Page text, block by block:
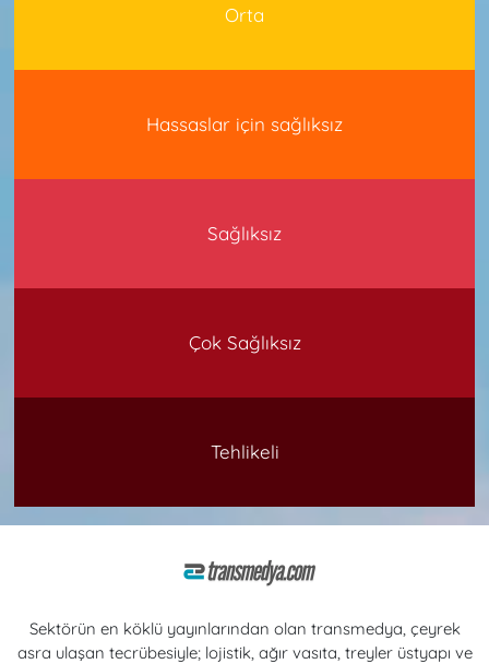
Orta
Hassaslar için sağlıksız
Sağlıksız
Çok Sağlıksız
Tehlikeli
Sektörün en köklü yayınlarından olan transmedya, çeyrek
asra ulaşan tecrübesiyle; lojistik, ağır vasıta, treyler üstyapı ve